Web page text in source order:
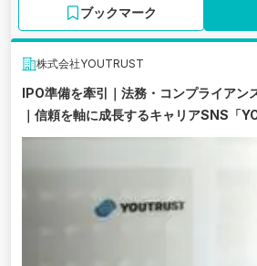
ブックマーク
株式会社YOUTRUST
IPO準備を牽引｜法務・コンプライアン
｜信頼を軸に成長するキャリアSNS「